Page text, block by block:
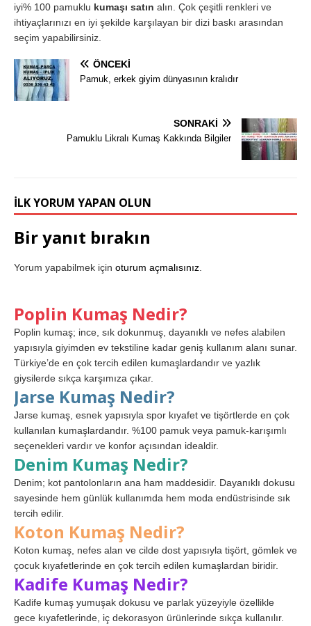
iyi% 100 pamuklu kumaşı satın alın. Çok çeşitli renkleri ve
ihtiyaçlarınızı en iyi şekilde karşılayan bir dizi baskı arasından
seçim yapabilirsiniz.
ÖNCEKI
Pamuk, erkek giyim dünyasının kralıdır
SONRAKI
Pamuklu Likralı Kumaş Kakkında Bilgiler
İLK YORUM YAPAN OLUN
Bir yanıt bırakın
Yorum yapabilmek için oturum açmalısınız
Poplin Kumaş Nedir?
Poplin kumaş; ince, sık dokunmuş, dayanıklı ve nefes alabilen
yapısıyla giyimden ev tekstiline kadar geniş kullanım alanı sunar.
Türkiye’de en çok tercih edilen kumaşlardandır ve yazlık
giysilerde sıkça karşımıza çıkar.
Jarse Kumaş Nedir?
Jarse kumaş, esnek yapısıyla spor kıyafet ve tişörtlerde en çok
kullanılan kumaşlardandır. %100 pamuk veya pamuk-karışımlı
seçenekleri vardır ve konfor açısından idealdir.
Denim Kumaş Nedir?
Denim; kot pantolonların ana ham maddesidir. Dayanıklı dokusu
sayesinde hem günlük kullanımda hem moda endüstrisinde sık
tercih edilir.
Koton Kumaş Nedir?
Koton kumaş, nefes alan ve cilde dost yapısıyla tişört, gömlek ve
çocuk kıyafetlerinde en çok tercih edilen kumaşlardan biridir.
Kadife Kumaş Nedir?
Kadife kumaş yumuşak dokusu ve parlak yüzeyiyle özellikle
gece kıyafetlerinde, iç dekorasyon ürünlerinde sıkça kullanılır.